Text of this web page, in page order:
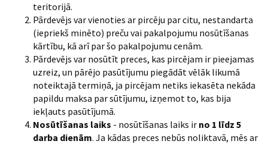
teritorijā.
Pārdevējs var vienoties ar pircēju par citu, nestandarta
(iepriekš minēto) preču vai pakalpojumu nosūtīšanas
kārtību, kā arī par šo pakalpojumu cenām.
Pārdevējs var nosūtīt preces, kas pircējam ir pieejamas
uzreiz, un pārējo pasūtījumu piegādāt vēlāk likumā
noteiktajā termiņā, ja pircējam netiks iekasēta nekāda
papildu maksa par sūtījumu, izņemot to, kas bija
iekļauts pasūtījumā.
Nosūtīšanas laiks - nosūtīšanas laiks ir no 1 līdz 5
darba dienām. Ja kādas preces nebūs noliktavā, mēs ar